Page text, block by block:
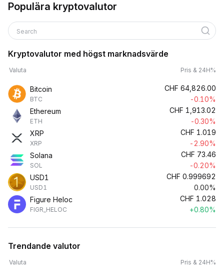
Populära kryptovalutor
Search
Kryptovalutor med högst marknadsvärde
Valuta Pris & 24H%
Bitcoin
BTC
CHF 64,826.00
-0.10%
Ethereum
ETH
CHF 1,913.02
-0.30%
XRP
XRP
CHF 1.019
-2.90%
Solana
SOL
CHF 73.46
-0.20%
USD1
USD1
CHF 0.999692
0.00%
Figure Heloc
FIGR_HELOC
CHF 1.028
+0.80%
Trendande valutor
Valuta Pris & 24H%